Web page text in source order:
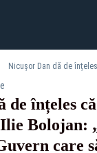
de înțeles
Bolojan:
care